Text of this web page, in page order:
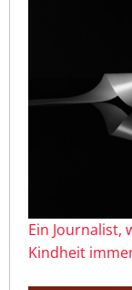
Ein Journalist,
Kindheit